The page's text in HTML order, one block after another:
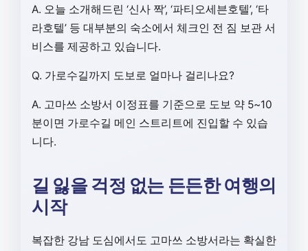
A. 오늘 소개해드린 ‘신사 짝’, ‘파티오세븐호텔’, ‘타
라호텔’ 등 대부분의 숙소에서 체크인 전 짐 보관 서
비스를 제공하고 있습니다.
Q. 가로수길까지 도보로 얼마나 걸리나요?
A. 고마쓰 소방서 이정표를 기준으로 도보 약 5~10
분이면 가로수길 메인 스트리트에 진입할 수 있습
니다.
길 잃을 걱정 없는 든든한 여행의
시작
복잡한 강남 도심에서도 고마쓰 소방서라는 확실한